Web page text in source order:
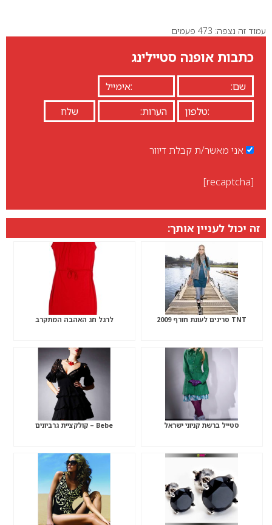
0
עמוד זה נצפה: 473 פעמים
כתבות אופנה סטיילינג
אני מאשר/ת קבלת דיוור
[recaptcha]
זה יכול לעניין אותך:
TNT סריגים לעונת חורף 2009 לרגל חג האהבה המתקרב
סטייל ברשת קניוני ישראל Bebe – קולקציית גרביונים